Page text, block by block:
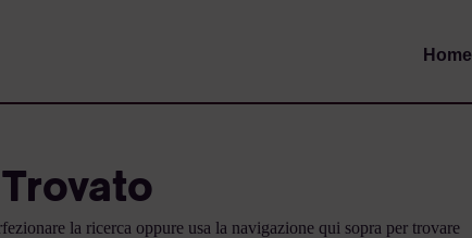
Home
la ricerca oppure usa la navigazione qui sopra per trovare